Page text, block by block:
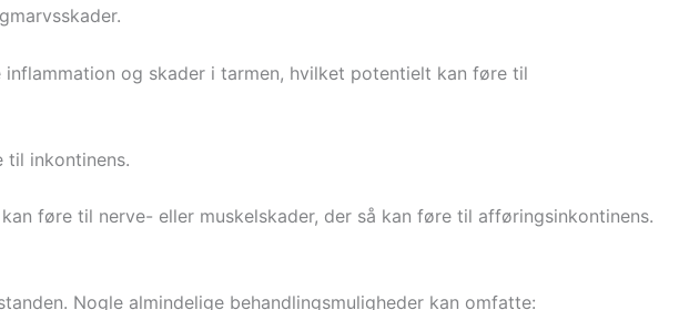
og skader i tarmen, hvilket potentielt kan føre til
til inkontinens.
føre til nerve- eller muskelskader, der så kan føre til afføringsinkontinens.
Nogle almindelige behandlingsmuligheder kan omfatte: